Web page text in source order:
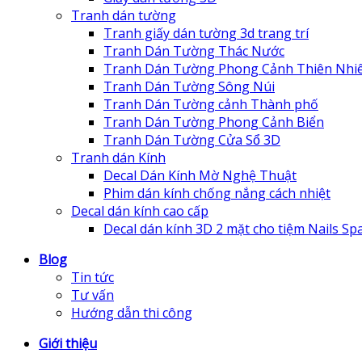
Tranh dán tường
Tranh giấy dán tường 3d trang trí
Tranh Dán Tường Thác Nước
Tranh Dán Tường Phong Cảnh Thiên
Tranh Dán Tường Sông Núi
Tranh Dán Tường cảnh Thành phố
Tranh Dán Tường Phong Cảnh Biển
Tranh Dán Tường Cửa Sổ 3D
Tranh dán Kính
Decal Dán Kính Mờ Nghệ Thuật
Phim dán kính chống nắng cách nhiệt
Decal dán kính cao cấp
Decal dán kính 3D 2 mặt cho tiệm Nails
Blog
Tin tức
Tư vấn
Hướng dẫn thi công
Giới thiệu